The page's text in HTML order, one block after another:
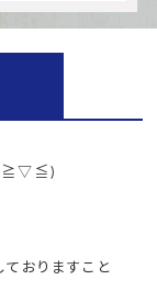
(≧▽≦)
おりますこと